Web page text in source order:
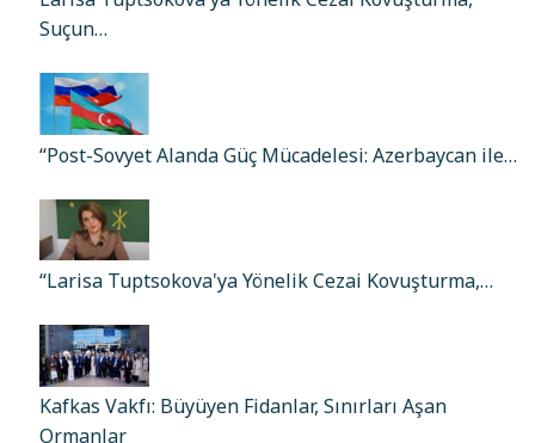
Suçun…
“Post-Sovyet Alanda Güç Mücadelesi: Azerbaycan ile…
“Larisa Tuptsokova'ya Yönelik Cezai Kovuşturma,…
Kafkas Vakfı: Büyüyen Fidanlar, Sınırları Aşan
Ormanlar